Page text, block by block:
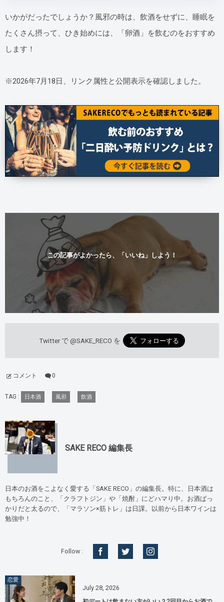
いかがだったでしょうか？風邪の時は、飲酒をせずに、睡眠を
たくさん摂って、ひき始めには、「卵酒」を飲むのをおすすめ
します！
※2026年7月18日、リンク属性と公開表示を確認しました。
この記事がよかったら、「いいね」しよう！
Twitter で@SAKE_RECO を
コメント 0
TAG : 日本酒 風邪 飲酒
SAKE RECO 編集長
日本のお酒をこよなく愛する「SAKE RECO」の編集長。特に、日本酒は
もちろんのこと、「クラフトジン」や「焼酎」にどハマり中。お酒ばっ
かりだと太るので、「マラソン×筋トレ」は日課。以前から日本ワインは
勉強中！
Follow :
恋愛
July 28, 2026